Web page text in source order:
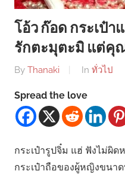
โอ้ว ก๊อด กระเป๋
รักตะมุตะมิ แต่คุ
By Thanaki In ทั่วไป
Spread the love
กระเป๋ารูปจิ๋ม แฮ่ ฟังไม่ผิด
กระเป๋าถือของผู้หญิงขนา